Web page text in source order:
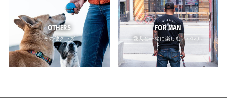
OTHERS
- その他グッズ -
FOR MAN
- 愛犬と一緒に楽しむアパレル -